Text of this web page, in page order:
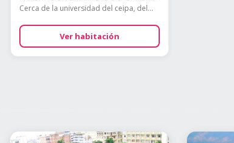
Cerca de la universidad del ceipa, del...
Ver habitación